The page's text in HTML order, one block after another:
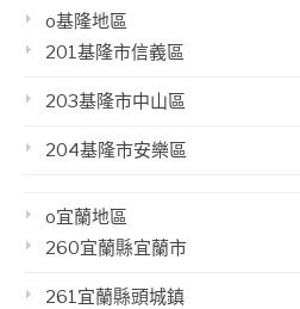
o基隆地區
201基隆市信義區
203基隆市中山區
204基隆市安樂區
o宜蘭地區
260宜蘭縣宜蘭市
261宜蘭縣頭城鎮